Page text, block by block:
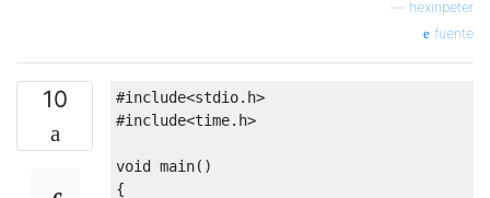
hexinpeter
fuente
10 #include<stdio.h>
#include<time.h>
void main()
{